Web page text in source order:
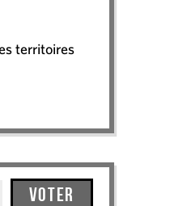
territoires
Voter